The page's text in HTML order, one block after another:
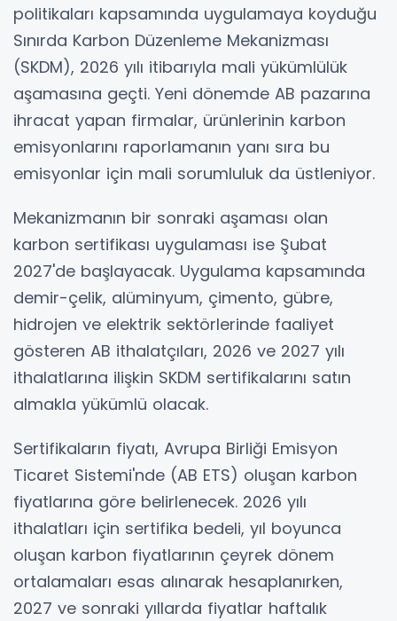
politikaları kapsamında uygulamaya koyduğu
Sınırda Karbon Düzenleme Mekanizması
(SKDM), 2026 yılı itibarıyla mali yükümlülük
aşamasına geçti. Yeni dönemde AB pazarına
ihracat yapan firmalar, ürünlerinin karbon
emisyonlarını raporlamanın yanı sıra bu
emisyonlar için mali sorumluluk da üstleniyor.
Mekanizmanın bir sonraki aşaması olan
karbon sertifikası uygulaması ise Şubat
2027'de başlayacak. Uygulama kapsamında
demir-çelik, alüminyum, çimento, gübre,
hidrojen ve elektrik sektörlerinde faaliyet
gösteren AB ithalatçıları, 2026 ve 2027 yılı
ithalatlarına ilişkin SKDM sertifikalarını satın
almakla yükümlü olacak.
Sertifikaların fiyatı, Avrupa Birliği Emisyon
Ticaret Sistemi'nde (AB ETS) oluşan karbon
fiyatlarına göre belirlenecek. 2026 yılı
ithalatları için sertifika bedeli, yıl boyunca
oluşan karbon fiyatlarının çeyrek dönem
ortalamaları esas alınarak hesaplanırken,
2027 ve sonraki yıllarda fiyatlar haftalık